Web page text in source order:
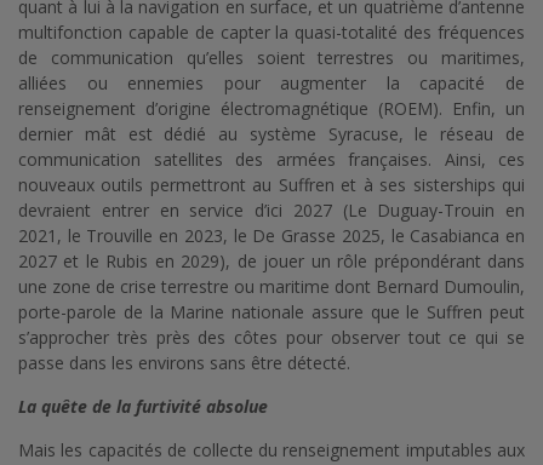
quant à lui à la navigation en surface, et un quatrième d’antenne
multifonction capable de capter la quasi-totalité des fréquences
de communication qu’elles soient terrestres ou maritimes,
alliées ou ennemies pour augmenter la capacité de
renseignement d’origine électromagnétique (ROEM). Enfin, un
dernier mât est dédié au système Syracuse, le réseau de
communication satellites des armées françaises. Ainsi, ces
nouveaux outils permettront au Suffren et à ses sisterships qui
devraient entrer en service d’ici 2027 (Le Duguay-Trouin en
2021, le Trouville en 2023, le De Grasse 2025, le Casabianca en
2027 et le Rubis en 2029), de jouer un rôle prépondérant dans
une zone de crise terrestre ou maritime dont Bernard Dumoulin,
porte-parole de la Marine nationale assure que le Suffren peut
s’approcher très près des côtes pour observer tout ce qui se
passe dans les environs sans être détecté.
La quête de la furtivité absolue
Mais les capacités de collecte du renseignement imputables aux